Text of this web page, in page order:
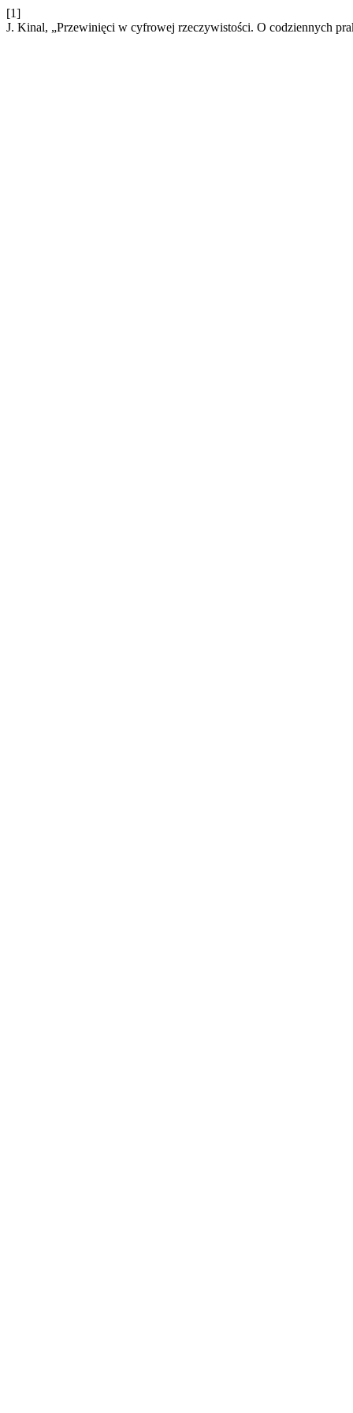
[1]
J. Kinal, „Przewinięci w cyfrowej rzeczywistości. O codziennych